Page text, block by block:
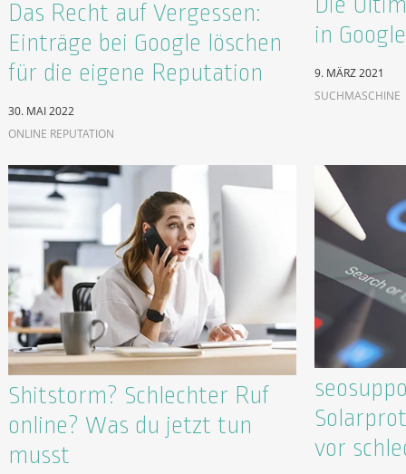
Das Recht auf Vergessen:
Einträge bei Google löschen
für die eigene Reputation
30. MAI 2022
ONLINE REPUTATION
Die
in
9. MÄRZ 2021
SUCHMASCHINE
Shitstorm? Schlechter Ruf
online? Was du jetzt tun
musst
vor